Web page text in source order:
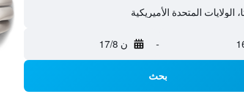
- ن 17/8
بحث